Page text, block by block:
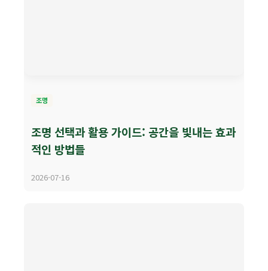
조명
조명 선택과 활용 가이드: 공간을 빛내는 효과
적인 방법들
2026-07-16